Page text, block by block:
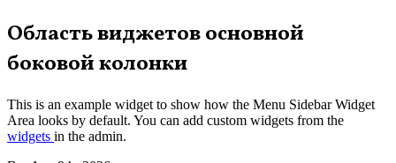
Перейти
к
содержимому
Область виджетов основной
боковой колонки
This is an example widget to show how the Menu Sidebar Widget
Area looks by default. You can add custom widgets from the
widgets in the admin.